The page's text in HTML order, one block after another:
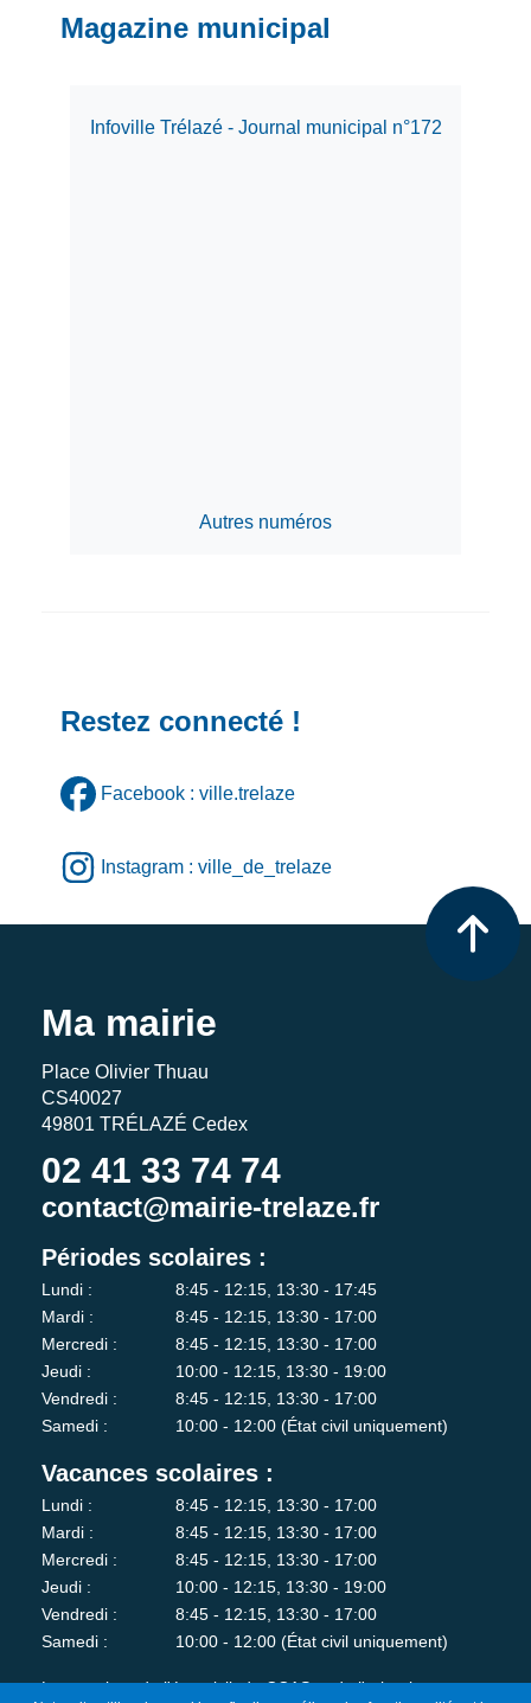
Magazine municipal
Infoville Trélazé - Journal municipal n°172
Autres numéros
Restez connecté !
Facebook : ville.trelaze
Instagram : ville_de_trelaze
Ma mairie
Place Olivier Thuau
CS40027
49801 TRÉLAZÉ Cedex
02 41 33 74 74
contact@mairie-trelaze.fr
Périodes scolaires :
Lundi :
8:45 - 12:15, 13:30 - 17:45
Mardi :
8:45 - 12:15, 13:30 - 17:00
Mercredi :
8:45 - 12:15, 13:30 - 17:00
Jeudi :
10:00 - 12:15, 13:30 - 19:00
Vendredi :
8:45 - 12:15, 13:30 - 17:00
Samedi :
10:00 - 12:00 (État civil uniquement)
Vacances scolaires :
Lundi :
8:45 - 12:15, 13:30 - 17:00
Mardi :
8:45 - 12:15, 13:30 - 17:00
Mercredi :
8:45 - 12:15, 13:30 - 17:00
Jeudi :
10:00 - 12:15, 13:30 - 19:00
Vendredi :
8:45 - 12:15, 13:30 - 17:00
Samedi :
10:00 - 12:00 (État civil uniquement)
Les services de l'état-civil, du CCAS et de l'urbanisme sont